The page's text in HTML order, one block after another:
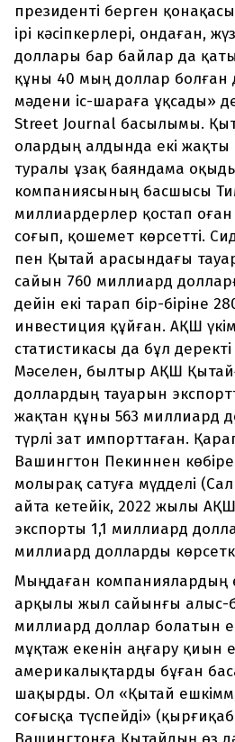
президенті берген
ірі кәсіпкерлері, ондаған,
доллары бар байлар да
құны 40 мың доллар болған
мәдени іс-шараға ұқсады»
Street Journal басылымы.
олардың алдында екі
туралы ұзақ баяндама
компаниясының басшысы
миллиардерлер қостап
соғып, қошемет көрсетті.
пен Қытай арасындағы
сайын 760 миллиард
дейін екі тарап бір-біріне
инвестиция құйған. АҚШ
статистикасы да бұл
Мәселен, былтыр АҚШ
доллардың тауарын
жақтан құны 563 миллиард
түрлі зат импорттаған.
Вашингтон Пекиннен
молырақ сатуға мүдделі
айта кетейік, 2022 жылы
экспорты 1,1 миллиард
миллиард долларды
Мыңдаған компаниялардың
арқылы жыл сайынғы алыс-
миллиард доллар болатын
мұқтаж екенін аңғару қиын
америкалықтарды бұған
шақырды. Ол «Қытай
соғысқа түспейді»